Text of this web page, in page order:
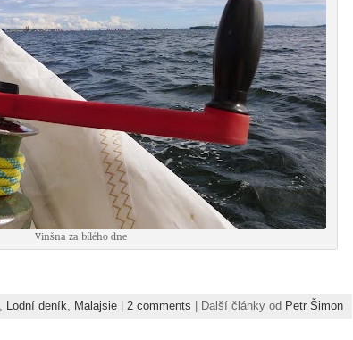
Vinšna za bílého dne
Lodní deník Malajsie 2 comments | Další články od Petr Šimon